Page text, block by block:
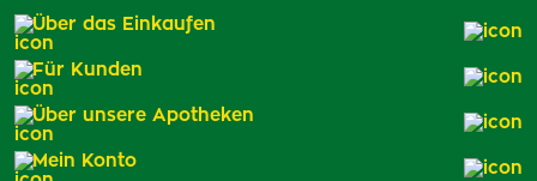
Über das Einkaufen
Für Kunden
Über unsere Apotheken
Mein Konto